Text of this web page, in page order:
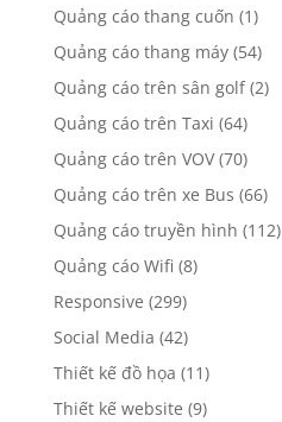
Quảng cáo thang cuốn (1)
Quảng cáo thang máy(54)
Quảng cáo trên sân golf(2)
Quảng cáo trên Taxi (64)
Quảng cáo trên VOV(70)
Quảng cáo trên xe Bus (66)
Quảng cáo truyền hình (112)
Quảng cáo Wifi (8)
Responsive (299)
Social Media (42)
Thiết kế đồ họa (11)
Thiết kế website (9)